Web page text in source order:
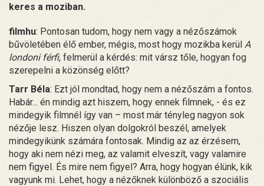
keres a moziban.
filmhu: Pontosan tudom, hogy nem vagy a nézőszámok
bűvöletében élő ember, mégis, most hogy mozikba kerül A
londoni férfi, felmerül a kérdés: mit vársz tőle, hogyan fog
szerepelni a közönség előtt?
Tarr Béla: Ezt jól mondtad, hogy nem a nézőszám a fontos.
Habár... én mindig azt hiszem, hogy ennek filmnek, - és ez
mindegyik filmnél így van – most már tényleg nagyon sok
nézője lesz. Hiszen olyan dolgokról beszél, amelyek
mindegyikünk számára fontosak. Mindig az az érzésem,
hogy aki nem nézi meg, az valamit elveszít, vagy valamire
nem figyel. És mire nem figyel? Arra, hogy hogyan élünk, kik
vagyunk mi. Lehet, hogy a nézőknek különböző a szociális